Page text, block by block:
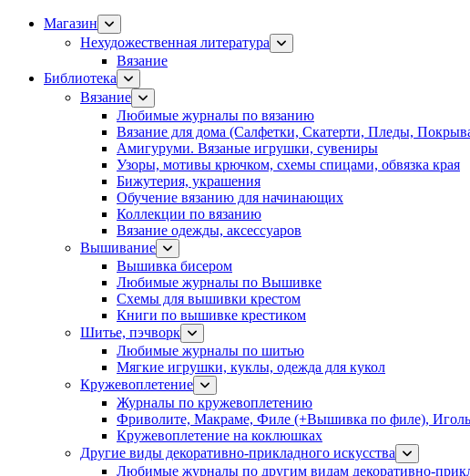
Магазин
Нехудожественная литература
Вязание
Библиотека
Вязание
Любимые журналы по вязанию
Вязание для дома (Салфетки, Скатерти, Пледы,
Амигуруми. Вязаные игрушки, сувениры
Узоры, мотивы крючком, схемы спицами, обвязка края
Бижутерия, украшения
Обучение вязанию для начинающих
Коллекции по вязанию
Вязание одежды, аксессуаров
Вышивание
Вышивка бисером
Любимые журналы по Вышивке
Схемы для вышивки крестом
Книги по вышивке крестиком
Шитье, пэчворк
Любимые журналы по шитью
Мягкие игрушки, куклы, одежда для кукол
Кружевоплетение
Журналы по кружевоплетению
Фриволите, Макраме, Филе (+Вышивка по филе),
Кружевоплетение на коклюшках
Другие виды декоративно-прикладного искусства
Любимые журналы по другим видам декоративно-